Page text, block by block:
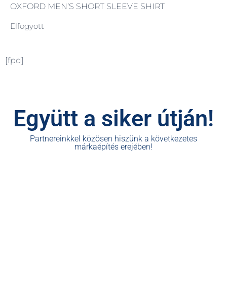
OXFORD MEN’S SHORT SLEEVE SHIRT
Elfogyott
[fpd]
Együtt a siker útján!
Partnereinkkel közösen hiszünk a következetes
márkaépítés erejében!